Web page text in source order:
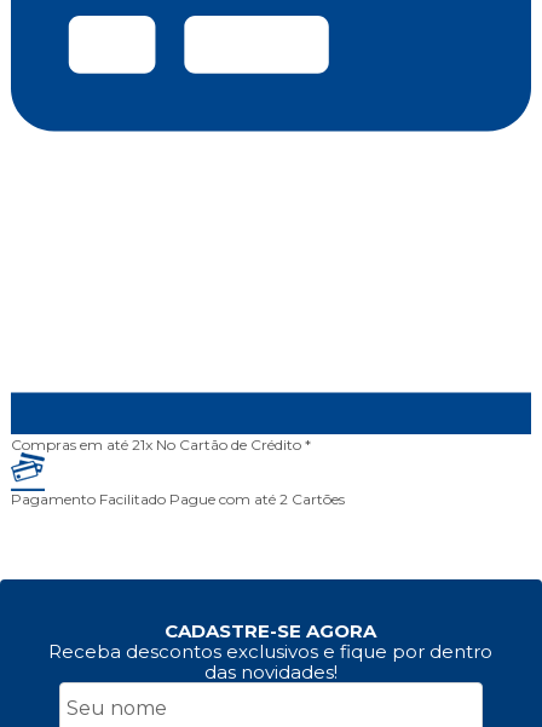
Compras em até 21x No Cartão de Crédito *
Pagamento Facilitado Pague com até 2 Cartões
CADASTRE-SE AGORA
Receba descontos exclusivos e fique por dentro
das novidades!